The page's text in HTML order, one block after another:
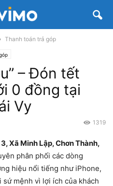
Thanh toán trả góp
– Đón tết
0 đồng tại
Vy
1319
Xã Minh Lập, Chơn Thành,
phân phối các dòng
hiệu nổi tiếng như iPhone,
sứ mệnh vì lợi ích của khách